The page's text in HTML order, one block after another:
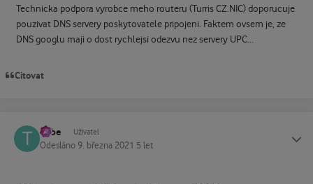
Technicka podpora vyrobce meho routeru (Turris CZ.NIC) doporucuje
pouzivat DNS servery poskytovatele pripojeni. Faktem ovsem je, ze
DNS googlu maji o dost rychlejsi odezvu nez servery UPC...
Citovat
Tube Uživatel
Odesláno 9. března 2021 5 let